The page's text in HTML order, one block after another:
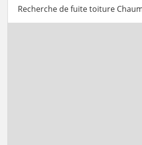
Recherche de fuite toiture